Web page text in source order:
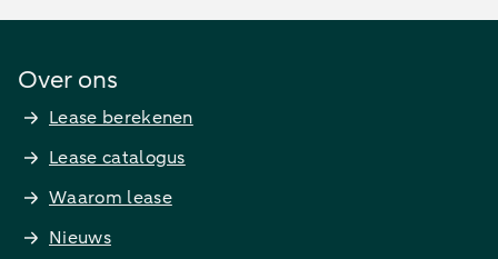
Over ons
Lease berekenen
Lease catalogus
Waarom lease
Nieuws